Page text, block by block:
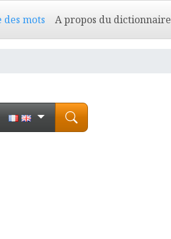
des mots A propos du dictionnaire